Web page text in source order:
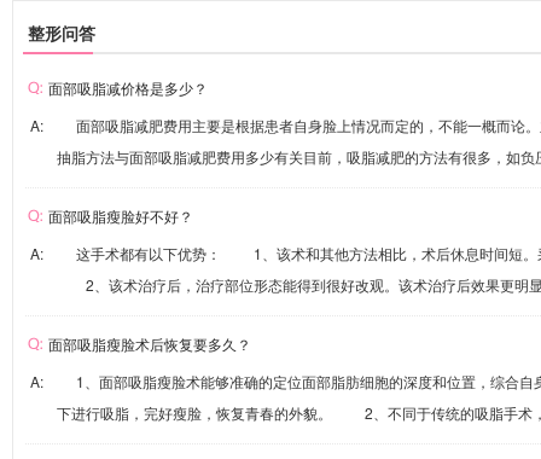
整形问答
面部吸脂减价格是多少？
A: 面部吸脂减肥费用主要是根据患者自身脸上情况而定的，不能一概而
抽脂方法与面部吸脂减肥费用多少有关目前，吸脂减肥的方法有很多，如负
面部吸脂瘦脸好不好？
A: 这手术都有以下优势： 1、该术和其他方法相比，术后休息时间短。
2、该术治疗后，治疗部位形态能得到很好改观。该术治疗后效果更明
面部吸脂瘦脸术后恢复要多久？
A: 1、面部吸脂瘦脸术能够准确的定位面部脂肪细胞的深度和位置，综合自
下进行吸脂，完好瘦脸，恢复青春的外貌。 2、不同于传统的吸脂手术